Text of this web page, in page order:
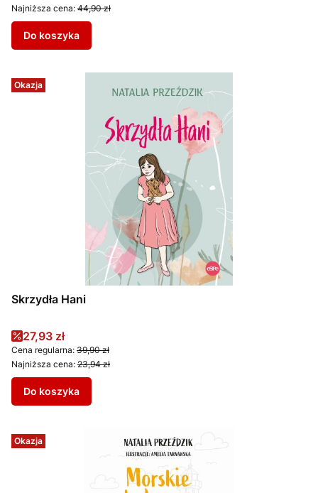
Najniższa cena: 44,90 zł
Do koszyka
Okazja
Skrzydła Hani
Cena promocyjna
27,93 zł
Cena regularna: 39,90 zł
Najniższa cena: 23,94 zł
Do koszyka
Okazja